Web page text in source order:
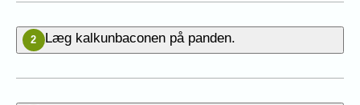
2 Læg kalkunbaconen på panden.